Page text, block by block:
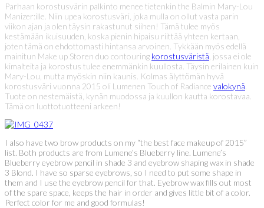
Parhaan korostusvärin palkinto menee tietenkin the Balmin Mary-Lou
Manizer:ille. Niin upea korostusväri, joka mulla on ollut vasta parin
viikon ajan ja olen täysin rakastunut siihen! Tämä tulee myös
kestämään ikuisuuden, koska pienin hipaisu riittää yhteen kertaan,
joten tämä on ehdottomasti hintansa arvoinen. Tykkään myös edellä
mainitun Make up Storen duo contouring korostusväristä , jossa ei ole
kimalteita ja korostus tulee enemmänkin kuullosta. Täysin erilainen kuin
Mary-Lou, mutta myöskin niin kaunis. Kolmas älyttömän hyvä
korostusväri vuonna 2015 oli Lumenen Touch of Radiance valokynä
Tuote on nestemäistä, kynän muodossa ja kuullon kautta korostavaa.
Tämä on luottotuotteeni arkeen!
I also have two brow products on my “the best face makeup of 2015”
list. Both products are from Lumene’s Blueberry line. Lumene’s
Blueberry eyebrow pencil in shade 3 and eyebrow shaping wax in shade
3 Blond. I have so sparse eyebrows, so I need to put some shape in
them and I use the eyebrow pencil for that. Eyebrow wax fills out most
of the spare space, keeps the hair in order and gives little bit of a color.
Perfect color for me and good formulas!